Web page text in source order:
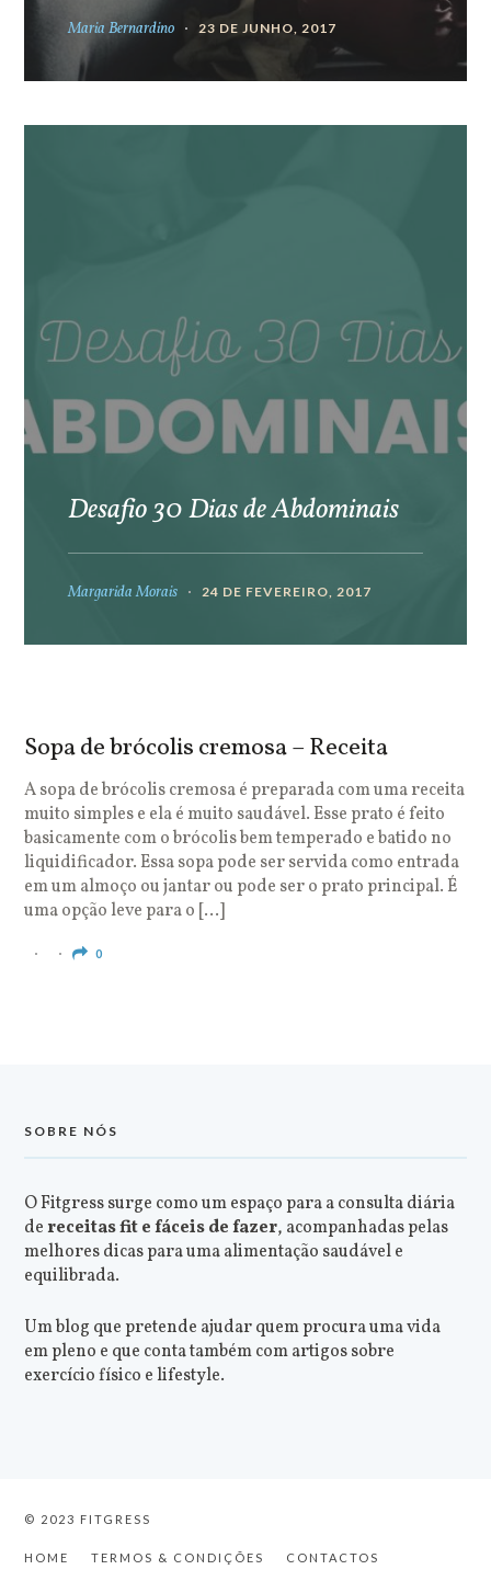
Maria Bernardino 23 DE JUNHO, 2017
Desafio 30 Dias de Abdominais
Margarida Morais 24 DE FEVEREIRO, 2017
Sopa de brócolis cremosa – Receita
A sopa de brócolis cremosa é preparada com uma receita
muito simples e ela é muito saudável. Esse prato é feito
basicamente com o brócolis bem temperado e batido no
liquidificador. Essa sopa pode ser servida como entrada
em um almoço ou jantar ou pode ser o prato principal. É
uma opção leve para o […]
0
SOBRE NÓS
O Fitgress surge como um espaço para a consulta diária
dereceitas fit e fáceis de fazer, acompanhadas pelas
melhores dicas para uma alimentação saudável e
equilibrada.
Um blog que pretende ajudar quem procura uma vida
em pleno e que conta também com artigos sobre
exercício físico e lifestyle.
© 2023 FITGRESS
HOME TERMOS & CONDIÇÕES CONTACTOS